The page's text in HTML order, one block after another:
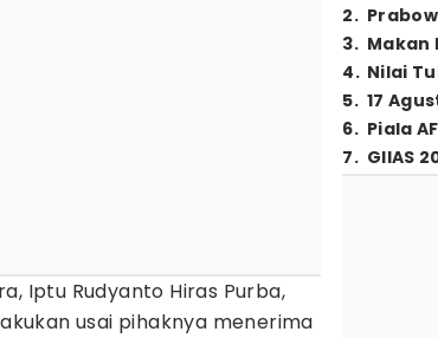
Iptu Rudyanto Hiras Purba,
usai pihaknya menerima
2.
3. Makan
4. Nilai
5. 17
6. Piala
7. GIIAS